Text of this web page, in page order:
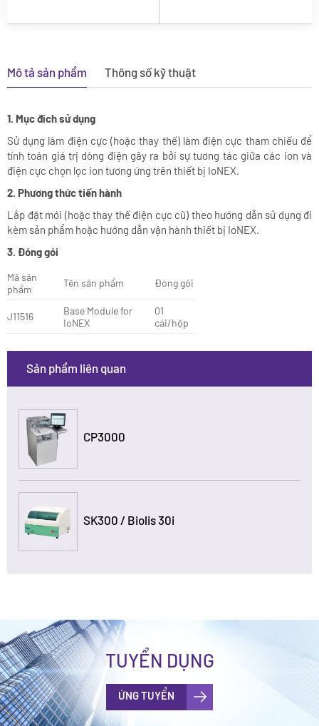
Mô tả sản phẩm Thông số kỹ thuật
1. Mục đích sử dụng
Sử dụng làm điện cực (hoặc thay thế) làm điện cực tham chiếu để
tính toán giá trị dòng điện gây ra bởi sự tương tác giữa các ion và
điện cực chọn lọc ion tương ứng trên thiết bị IoNEX.
2. Phương thức tiến hành
Lắp đặt mới (hoặc thay thế điện cực cũ) theo hướng dẫn sử dụng đi
kèm sản phẩm hoặc hướng dẫn vận hành thiết bị IoNEX.
3. Đóng gói
Mã sản
phẩm
Tên sản phẩm Đóng gói
J11516
Base Module for
IoNEX
01
cái/hộp
Sản phẩm liên quan
CP3000
SK300 / Biolis 30i
TUYỂN DỤNG
ỨNG TUYỂN